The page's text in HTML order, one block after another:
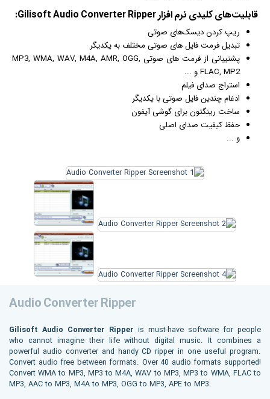
قابلیت‌های کلیدی نرم افزار
ریپ کردن دیسک‌های صوتی
تبدیل فرمت فایل های صوتی مختلف به یکدیگر
پشتیبانی از فرمت های صوتی MP3, WMA, WAV, M4A, AMR, OGG,
FLAC, MP2 و ...
استراج صدای فیلم
ادغام چندین فایل صوتی با یکدیگر
ساخت رینگتون برای گوشی آیفون
حفظ کیفیت صدای اصلی
و ...
Audio Converter Ripper
Gilisoft Audio Converter Ripper is must-have software for people
who cannot imagine their life without digital music. It combines a
powerful audio converter and handy CD ripper in one useful program.
Convert audio free between formats. Over 40 audio formats supported!
Convert WMA to MP3, MP3 to M4A, WAV to MP3, MP3 to WMA, FLAC to
MP3, AAC to MP3, M4A to MP3, OGG to MP3, APE to MP3.